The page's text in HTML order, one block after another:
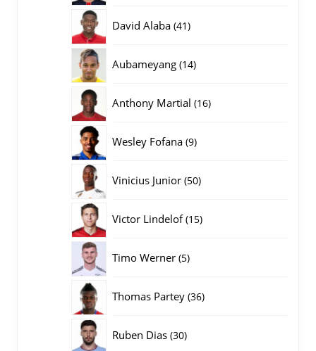
David Alaba 4141
Aubameyang 1414
Anthony Martial 1616
Wesley Fofana 99
Vinicius Junior 5050
Victor Lindelof 1515
Timo Werner 55
Thomas Partey 3636
Ruben Dias 3030